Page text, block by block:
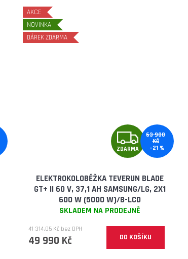
AKCE
NOVINKA
DÁREK ZDARMA
Z
D
A
R
M
A
ZDARMA
63 900
KČ
–21 %
ELEKTROKOLOBĚŽKA TEVERUN BLADE
GT+ II 60 V, 37,1 AH SAMSUNG/LG, 2X1
600 W (5000 W)/B-LCD
SKLADEM NA PRODEJNĚ
41 314,05 Kč bez DPH
49 990 Kč DO KOŠÍKU